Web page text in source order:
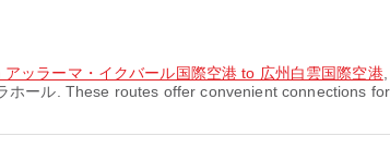
ッラーマ・イクバール国際空港 to 広州白雲国際空港
ール. These routes offer convenient connections